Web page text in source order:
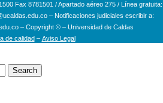
Fax 8781501 / Apartado aéreo 275 / Línea gratuita:
– Notificaciones judiciales escribir a:
– Copyright © – Universidad de Caldas
de calidad – Aviso Legal
Search